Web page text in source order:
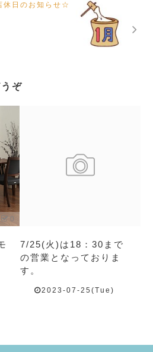
日のお知らせ☆
ぞ
0
7/25(火)は18：30まで
の営業となっておりま
す。
2023-07-25(Tue)